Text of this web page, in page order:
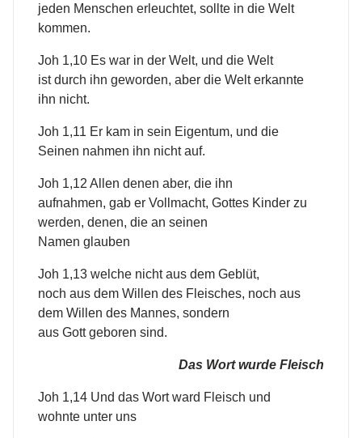
jeden Menschen erleuchtet, sollte in die Welt
kommen.
Joh 1,10 Es war in der Welt, und die Welt
ist durch ihn geworden, aber die Welt erkannte
ihn nicht.
Joh 1,11 Er kam in sein Eigentum, und die
Seinen nahmen ihn nicht auf.
Joh 1,12 Allen denen aber, die ihn
aufnahmen, gab er Vollmacht, Gottes Kinder zu
werden, denen, die an seinen
Namen glauben
Joh 1,13 welche nicht aus dem Geblüt,
noch aus dem Willen des Fleisches, noch aus
dem Willen des Mannes, sondern
aus Gott geboren sind.
Das Wort wurde Fleisch
Joh 1,14 Und das Wort ward Fleisch und
wohnte unter uns